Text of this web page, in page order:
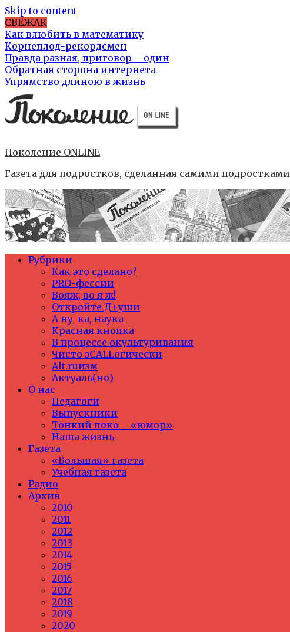
Skip to content
СВЕЖАК
Как влюбить в математику
Корнеплод-рекордсмен
Правда разная, приговор – один
Обратная сторона интернета
Упрямство длиною в жизнь
Поколение ONLINE
Газета для подростков, сделанная самими подростками
Рубрики
Как это сделано?
PRO-фессии
Вояж, во я ж!
Откройте Д+уши
А ну-ка, наука
Красная кнопка
В процессе окультуривания
Чисто эCALLогически
Alt.ruизм
Актуаль(но)
О нас
Педагоги
Выпускники
Тонкий поко – «юмор»
Наша жизнь
Газета
«Большая» газета
Учебная газета
Радио
Архив
2010
2011
2012
2013
2014
2015
2016
2017
2018
2019
2020